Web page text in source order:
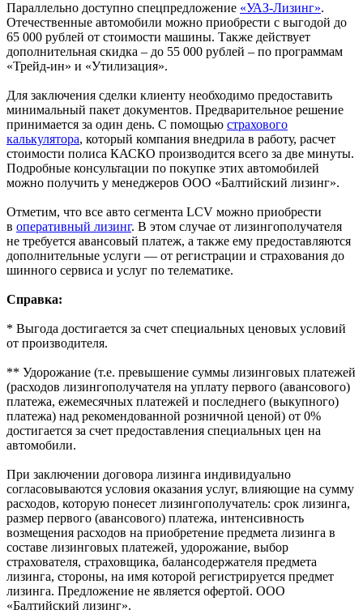
Параллельно доступно спецпредложение «УАЗ-Лизинг».
Отечественные автомобили можно приобрести с выгодой до
65 000 рублей от стоимости машины. Также действует
дополнительная скидка – до 55 000 рублей – по программам
«Трейд-ин» и «Утилизация».
Для заключения сделки клиенту необходимо предоставить
минимальный пакет документов. Предварительное решение
принимается за один день. С помощью страхового
калькулятора, который компания внедрила в работу, расчет
стоимости полиса КАСКО производится всего за две минуты.
Подробные консультации по покупке этих автомобилей
можно получить у менеджеров ООО «Балтийский лизинг».
Отметим, что все авто сегмента LCV можно приобрести
в оперативный лизинг. В этом случае от лизингополучателя
не требуется авансовый платеж, а также ему предоставляются
дополнительные услуги — от регистрации и страхования до
шинного сервиса и услуг по телематике.
Справка:
* Выгода достигается за счет специальных ценовых условий
от производителя.
** Удорожание (т.е. превышение суммы лизинговых платежей
(расходов лизингополучателя на уплату первого (авансового)
платежа, ежемесячных платежей и последнего (выкупного)
платежа) над рекомендованной розничной ценой) от 0%
достигается за счет предоставления специальных цен на
автомобили.
При заключении договора лизинга индивидуально
согласовываются условия оказания услуг, влияющие на сумму
расходов, которую понесет лизингополучатель: срок лизинга,
размер первого (авансового) платежа, интенсивность
возмещения расходов на приобретение предмета лизинга в
составе лизинговых платежей, удорожание, выбор
страхователя, страховщика, балансодержателя предмета
лизинга, стороны, на имя которой регистрируется предмет
лизинга. Предложение не является офертой. ООО
«Балтийский лизинг».